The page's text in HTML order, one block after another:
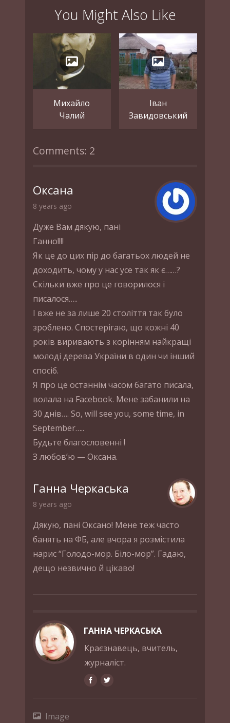
You Might Also Like
Михайло
Чалий
Іван
Завидовський
Comments: 2
Оксана
8 years ago
Дуже Вам дякую, пані
Ганно!!!!
Як це до цих пір до багатьох людей не
доходить, чому у нас усе так як є……?
Скільки вже про це говорилося і
писалося…..
І вже не за лише 20 століття так було
зроблено. Спостерігаю, що кожні 40
років виривають з корінням найкращі
молоді дерева України в один чи інший
спосіб.
Я про це останнім часом багато писала,
волала на Facebook. Мене забанили на
30 днів…. So, will see you, some time, in
September…..
Будьте благословенні !
З любов’ю — Оксана.
Ганна Черкаська
8 years ago
Дякую, пані Оксано! Мене теж часто
банять на ФБ, але вчора я розмістила
нарис “Голодо-мор. Біло-мор”. Гадаю,
дещо незвично й цікаво!
ГАННА ЧЕРКАСЬКА
Краєзнавець, вчитель,
журналіст.
Image